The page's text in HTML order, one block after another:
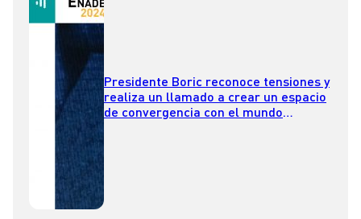
Presidente Boric reconoce tensiones y
realiza un llamado a crear un espacio
de convergencia con el mundo